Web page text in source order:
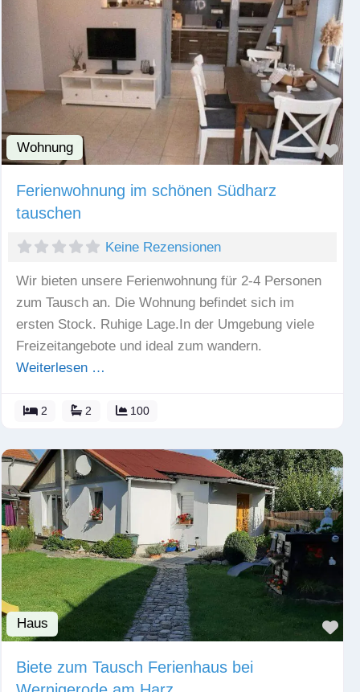
Wohnung
Ferienwohnung im schönen Südharz
tauschen
Keine Rezensionen
Wir bieten unsere Ferienwohnung für 2-4 Personen
zum Tausch an. Die Wohnung befindet sich im
ersten Stock. Ruhige Lage.In der Umgebung viele
Freizeitangebote und ideal zum wandern.
Weiterlesen …
2 2 100
Haus
Biete zum Tausch Ferienhaus bei